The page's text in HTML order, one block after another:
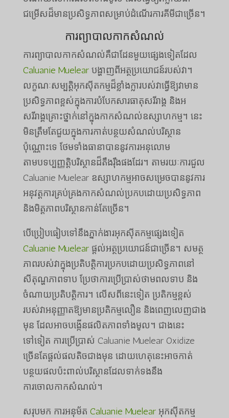
ជម្រើសដ៏មានប្រសិទ្ធភាពសម្រាប់ដំណើរការគីមីជាច្រើន។
ការព្យាបាលកាកសំណល់
ការព្យាបាលកាកសំណល់គឺជាដែនមួយផ្សេងទៀតដែល
Caluanie Muelearបង្ហាញពីអត្ថប្រយោជន៍របស់វា។
លក្ខណៈសម្បត្តិអុកស៊ីតកម្មដ៏ខ្លាំងក្លារបស់វាធ្វើឱ្យវាមាន
ប្រសិទ្ធភាពខ្ពស់ក្នុងការបំបែកសារធាតុសរីរាង្គ និងអ
សរីរាង្គគ្រោះថ្នាក់នៅក្នុងកាកសំណល់ឧស្សាហកម្ម។ នេះ
មិនត្រឹមតែជួយក្នុងការកាត់បន្ថយសំណល់បរិស្ថាន
ប៉ុណ្ណោះទេ ថែមទាំងធានាបាននូវការអនុលោម
តាមបទប្បញ្ញត្តិបរិស្ថានដ៏តឹងរ៉ឹងផងដែរ។ តាមរយៈការជួល
Caluanie Muelear ឧស្សាហកម្មអាចសម្រេចបាននូវការ
អនុវត្តការគ្រប់គ្រងកាកសំណល់ប្រកបដោយប្រសិទ្ធភាព
និងមិត្តភាពបរិស្ថានកាន់តែច្រើន។
បើប្រៀបធៀបទៅនឹងភ្នាក់ងារអុកស៊ីតកម្មផ្សេងទៀត
Caluanie Muelearផ្តល់អត្ថប្រយោជន៍ជាច្រើន។ សមត្ថ
ភាពរបស់វាក្នុងប្រតិបត្តិការប្រកបដោយប្រសិទ្ធភាពនៅ
សីតុណ្ហភាពទាប ប្រែថាការប្រើប្រាស់ថាមពលទាប និង
ចំណាយប្រតិបត្តិការ។ លើសពីនេះទៀត ប្រតិកម្មខ្ពស់
របស់វាអនុញ្ញាតឱ្យមានប្រតិកម្មលឿន និងពេញលេញជាង
មុន ដែលអាចបង្កើនផលិតភាពទាំងមូល។ ជាងនេះ
ទៅទៀត ការប្រើប្រាស់ Caluanie Muelear Oxidize
ច្រើនតែផ្តល់ផលតិចជាងមុន ដោយហេតុនេះអាចកាត់
បន្ថយផលប៉ះពាល់បរិស្ថានដែលទាក់ទងនឹង
ការចោលកាកសំណល់។
សរុបមក ការអនុម័ត Caluanie Muelearអុកស៊ីតកម្ម